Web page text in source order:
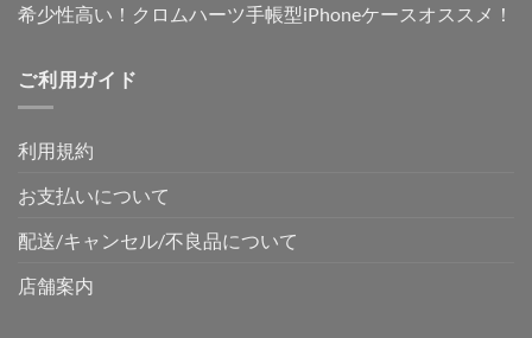
希少性高い！クロムハーツ手帳型iPhoneケースオススメ！
ご利用ガイド
利用規約
お支払いについて
配送/キャンセル/不良品について
店舗案内